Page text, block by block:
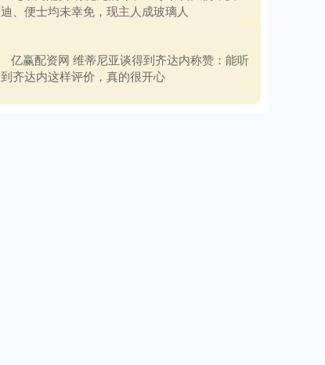
迪、便士均未幸免，现主人成玻璃人
​亿赢配资网 维蒂尼亚谈得到齐达内称赞：能听
到齐达内这样评价，真的很开心